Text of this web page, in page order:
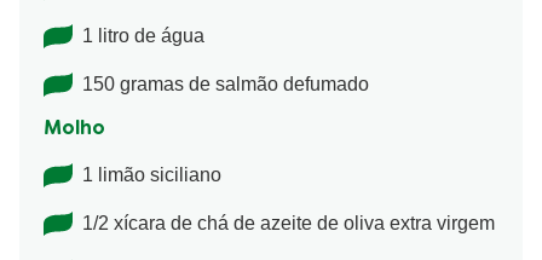
1 litro de água
150 gramas de salmão defumado
Molho
1 limão siciliano
1/2 xícara de chá de azeite de oliva extra virgem